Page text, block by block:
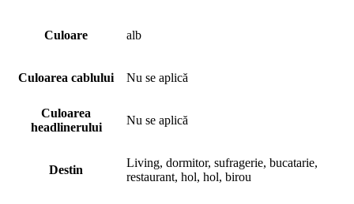
Culoare alb
Culoarea cablului Nu se aplică
Culoarea
headlinerului
Nu se aplică
Destin
Living, dormitor, sufragerie, bucatarie,
restaurant, hol, hol, birou